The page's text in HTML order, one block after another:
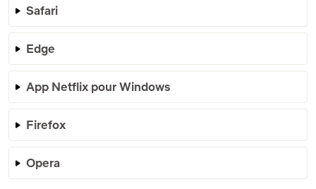
Safari
Edge
App Netflix pour Windows
Firefox
Opera